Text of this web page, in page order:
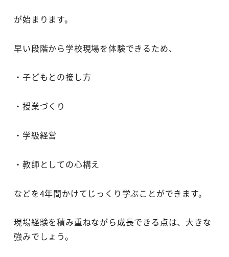
が始まります。
早い段階から学校現場を体験できるため、
・子どもとの接し方
・授業づくり
・学級経営
・教師としての心構え
などを4年間かけてじっくり学ぶことができます。
現場経験を積み重ねながら成長できる点は、大きな
強みでしょう。